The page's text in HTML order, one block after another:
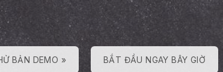
BẢN DEMO » BẮT ĐẦU NGAY BÂY GIỜ